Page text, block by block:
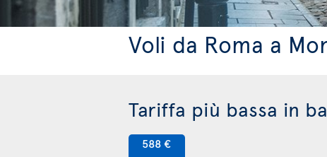
Voli da Roma a
Tariffa più bassa in
588 €